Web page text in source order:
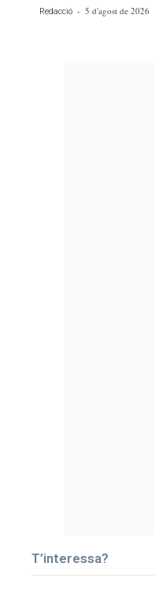
Redacció - 5 d'agost de 2026
T’interessa?